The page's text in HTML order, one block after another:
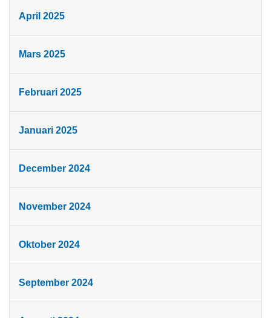
April 2025
Mars 2025
Februari 2025
Januari 2025
December 2024
November 2024
Oktober 2024
September 2024